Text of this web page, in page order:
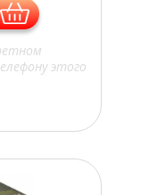
этого